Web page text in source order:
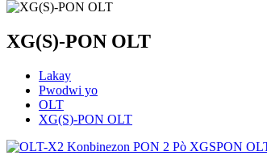
XG(S)-PON OLT
Lakay
Pwodwi yo
OLT
XG(S)-PON OLT